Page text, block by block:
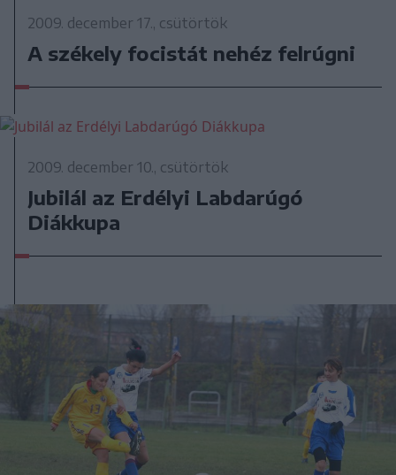
2009. december 17., csütörtök
A székely focistát nehéz felrúgni
2009. december 10., csütörtök
Jubilál az Erdélyi Labdarúgó
Diákkupa